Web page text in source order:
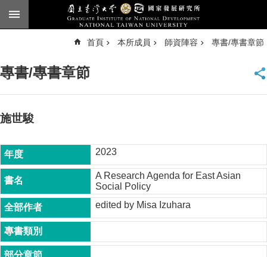
跳到主要內容區塊
臺
頁
公
告
所
簡
介
本
首頁 本所成員 師資陣容 專書/專書章節
專書/專書章節
施世駿
2023
A Research Agenda for East Asian
Social Policy
edited by Misa Izuhara